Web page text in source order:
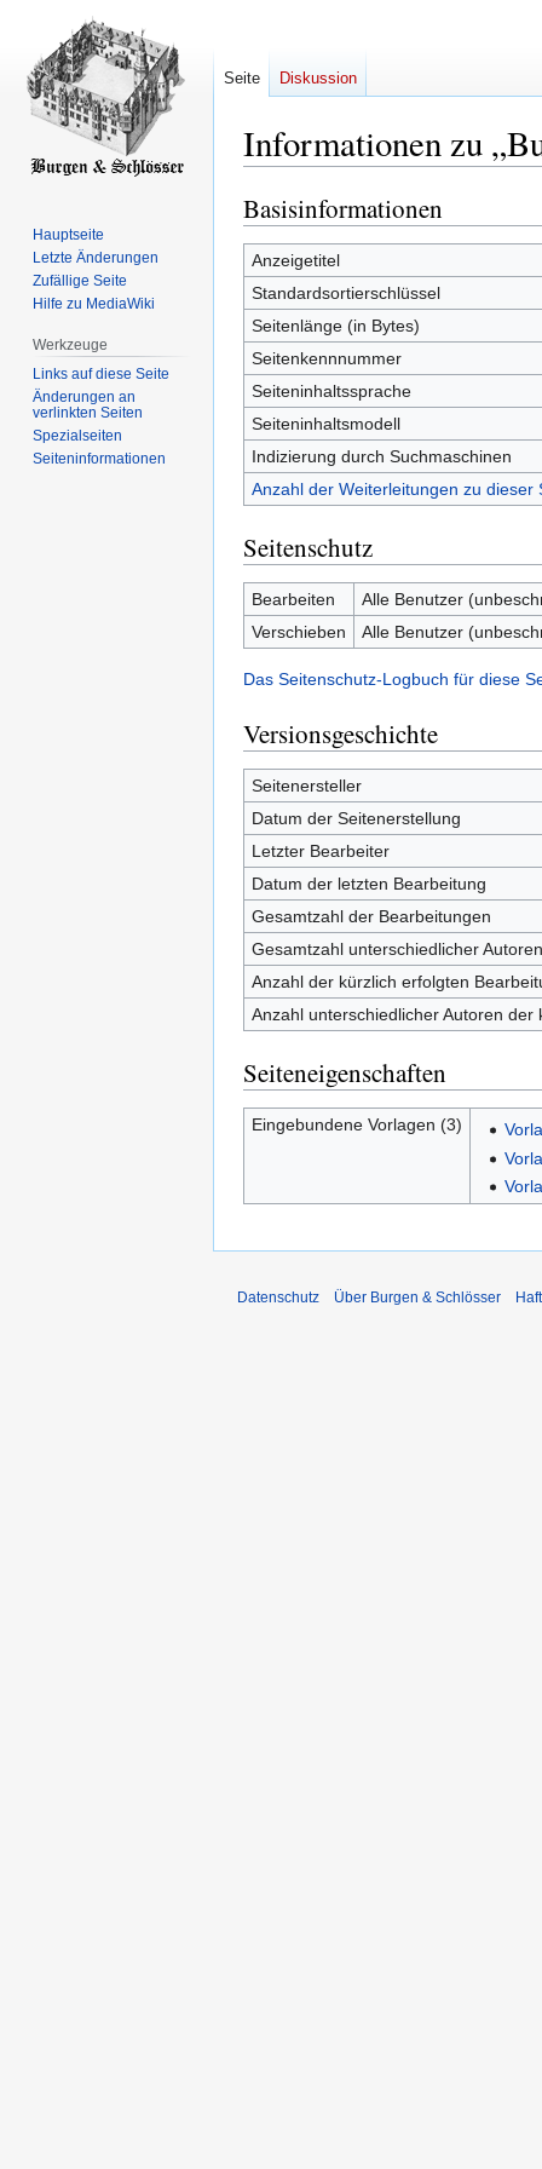
Informationen zu
Zur
Navigation
springen
Zur
Suche
springen
Basisinformationen
Anzeigetitel
Standardsortierschlüssel
Seitenlänge (in Bytes)
Seitenkennnummer
Seiteninhaltssprache
Seiteninhaltsmodell
Indizierung durch Suchmaschinen
Anzahl der Weiterleitungen zu dieser
Seitenschutz
Bearbeiten
Alle Benutzer
Verschieben
Alle Benutzer
Das Seitenschutz-Logbuch für diese
Versionsgeschichte
Seitenersteller
Datum der Seitenerstellung
Letzter Bearbeiter
Datum der letzten Bearbeitung
Gesamtzahl der Bearbeitungen
Gesamtzahl unterschiedlicher Autoren
Anzahl der kürzlich erfolgten
Anzahl unterschiedlicher Autoren
Seiteneigenschaften
Eingebundene Vorlagen (3)
Seite Diskussion
Hauptseite
Letzte Änderungen
Zufällige Seite
Hilfe zu MediaWiki
Werkzeuge
Links auf diese Seite
Änderungen an
verlinkten Seiten
Spezialseiten
Seiten­­informationen
Datenschutz Über Burgen & Schlösser